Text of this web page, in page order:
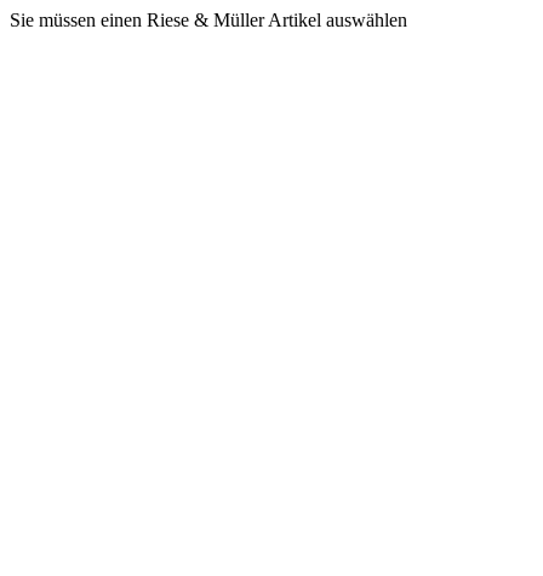
Sie müssen einen Riese & Müller Artikel auswählen